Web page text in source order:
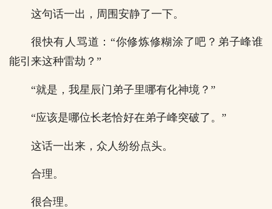
这句话一出，周围安静了一下。
很快有人骂道：“你修炼修糊涂了吧？弟子峰谁
能引来这种雷劫？”
“就是，我星辰门弟子里哪有化神境？”
“应该是哪位长老恰好在弟子峰突破了。”
这话一出来，众人纷纷点头。
合理。
很合理。